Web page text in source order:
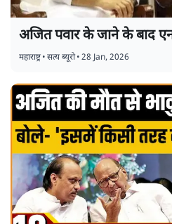
अजित पवार के जाने के बाद
महाराष्ट्र•सत्य ब्यूरो•28 Jan, 2026